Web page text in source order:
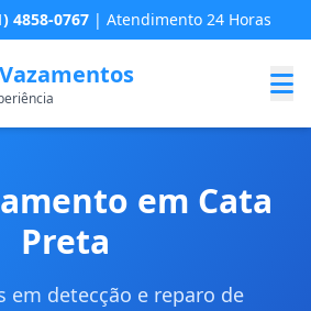
4858-0767 | Atendimento 24 Horas
em Cata
Preta
em detecção e reparo de